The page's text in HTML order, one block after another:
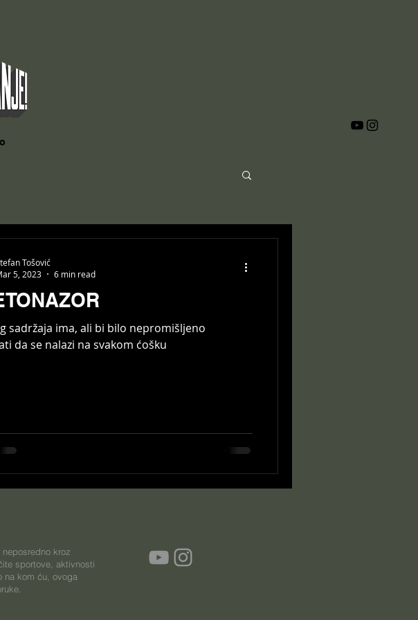
sadržaja ima, ali bi bilo nepromišljeno
da se nalazi na svakom ćošku
Tošović
5, 2023
6 min read
kroz
sportove, aktivnosti
na kom ću, ovoga